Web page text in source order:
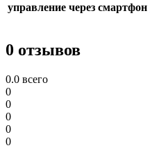
управление через смартфон
0 отзывов
0.0 всего
0
0
0
0
0